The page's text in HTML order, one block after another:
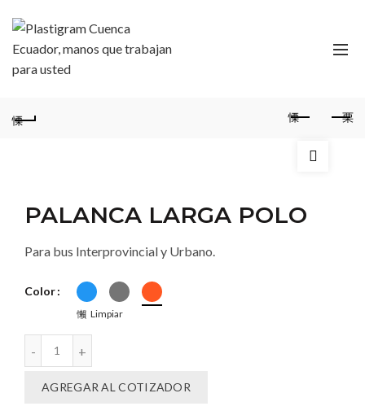
PALANCA LARGA POLO
Para bus Interprovincial y Urbano.
Color
Limpiar
AGREGAR AL COTIZADOR